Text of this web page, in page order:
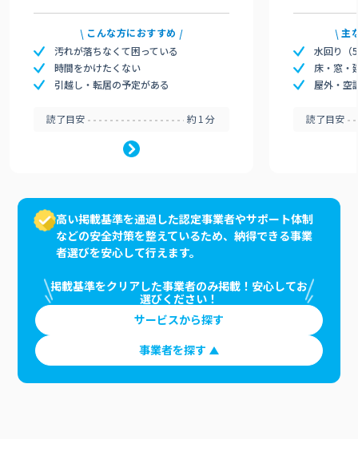
こんな方におすすめ
汚れが落ちなくて困っている
時間をかけたくない
引越し・転居の予定がある
読了目安 約1分
主
水回り（
床・窓・
屋外・空
読了目安
高い掲載基準を通過した認定事業者やサポート体制
などの安全対策を整えているため、納得できる事業
者選びを安心して行えます。
掲載基準をクリアした事業者のみ掲載！安心してお
選びください！
サービスから探す
事業者を探す